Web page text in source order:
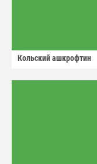
Кольский ашкрофтин